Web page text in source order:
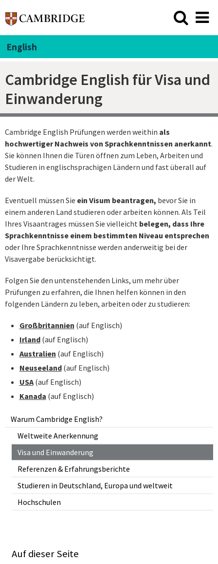
English
Cambridge English für Visa und
Einwanderung
Warum Cambridge English?
Weltweite Anerkennung
Visa und Einwanderung
Referenzen & Erfahrungsberichte
Studieren in Deutschland, Europa und weltweit
Hochschulen
Cambridge English Prüfungen werden weithin als
hochwertiger Nachweis von Sprachkenntnissen anerkannt.
Sie können Ihnen die Türen öffnen zum Leben, Arbeiten und
Studieren in englischsprachigen Ländern und fast überall auf
der Welt.
Eventuell müssen Sie ein Visum beantragen, bevor Sie in
einem anderen Land studieren oder arbeiten können. Als Teil
Ihres Visaantrages müssen Sie vielleicht belegen, dass Ihre
Sprachkenntnisse einem bestimmten Niveau entsprechen
oder Ihre Sprachkenntnisse werden anderweitig bei der
Visavergabe berücksichtigt.
Folgen Sie den untenstehenden Links, um mehr über
Prüfungen zu erfahren, die Ihnen helfen können in den
folgenden Ländern zu leben, arbeiten oder zu studieren:
Großbritannien (auf Englisch)
Irland(auf Englisch)
Australien (auf Englisch)
Neuseeland(auf Englisch)
USA(auf Englisch)
Kanada (auf Englisch)
Auf dieser Seite